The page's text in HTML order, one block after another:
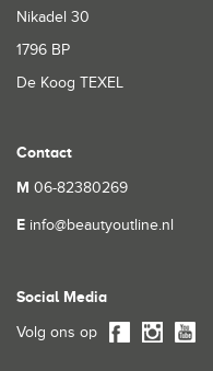
Nikadel 30
1796 BP
De Koog TEXEL
Contact
M 06-82380269
E info@beautyoutline.nl
Social Media
Volg ons op